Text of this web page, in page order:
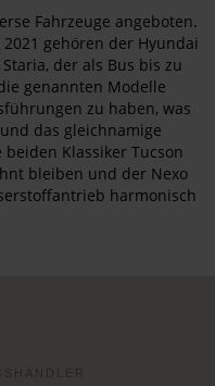
Fahrzeuge angeboten.
gehören der Hyundai
der als Bus bis zu
genannten Modelle
zu haben, was
das gleichnamige
Klassiker Tucson
bleiben und der Nexo
harmonisch